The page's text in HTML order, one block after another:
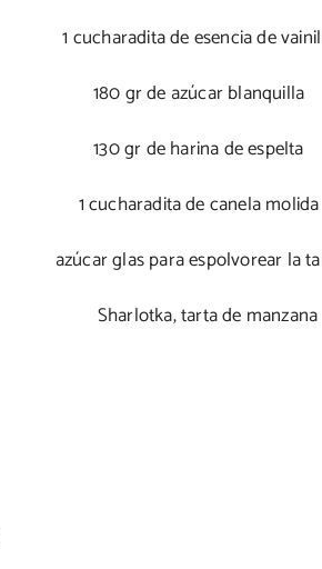
1 cucharadita de esencia de
180 gr de azúcar blanquilla
130 gr de harina de espelta
1 cucharadita de canela molida
azúcar glas para espolvorear la